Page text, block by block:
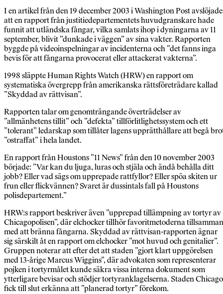
I en artikel från den 19 december 2003 i Washington Post
att en rapport från justitiedepartementets huvudgranskare hade
funnit att utländska fångar, vilka samlats ihop i dyningarna av 11
september, blivit ”dunkade i väggen” av sina vakter. Rapporten
byggde på videoinspelningar av incidenterna och ”det fanns inga
bevis för att fångarna provocerat eller attackerat vakterna”.
1998 släppte Human Rights Watch (HRW) en rapport om
systematiska övergrepp från amerikanska rättsföreträdare kallad
”Skyddad av rättvisan”.
Rapporten talar om genomträngande överträdelser av
”allmänhetens tillit” och ”defekta” tillförlitlighetssystem och ett
”tolerant” ledarskap som tillåter lagens upprätthållare att begå
”ostraffat” i hela landet.
En rapport från Houstons ”11 News” från den 10 november 2003
började: ”Var kan du ljuga, luras och stjäla och ändå behålla ditt
jobb? Eller vad sägs om upprepade rattfyllor? Eller spöa skiten ur
frun eller flickvännen? Svaret är dussintals fall på Houstons
polisdepartement.”
HRW:s rapport beskriver även ”upprepad tillämpning av tortyr av
Chicagopolisen”, där elchocker tillhör favoritmetoderna
med att bränna fångarna. Skyddad av rättvisan-rapporten ägnar
sig särskilt åt en rapport om elchocker ”mot huvud och genitalier”.
Gruppen noterar att efter det att staden ”gjort klart uppgörelsen
med 13-årige Marcus Wiggins”, där advokaten som representerar
pojken i tortyrmålet kunde säkra vissa interna dokument som
ytterligare bevisar och stödjer tortyranklagelserna. Staden Chicago
fick till slut erkänna att ”planerad tortyr” förekom.